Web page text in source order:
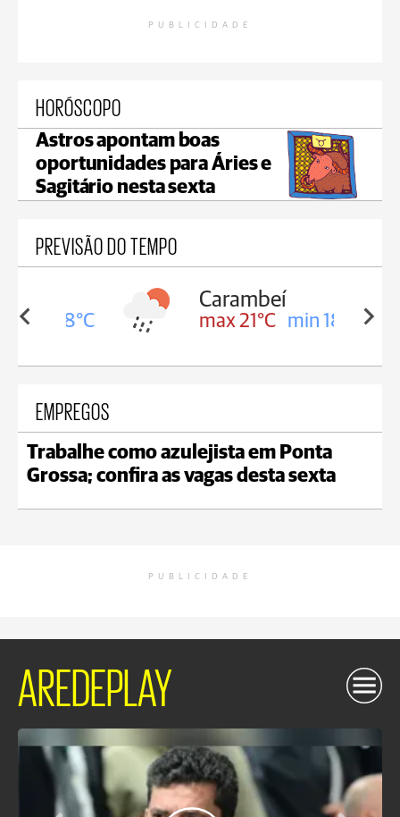
PUBLICIDADE
HORÓSCOPO
Astros apontam boas
oportunidades para Áries e
Sagitário nesta sexta
PREVISÃO DO TEMPO
18°C
Carambeí
max 21°C min 18°C
EMPREGOS
Trabalhe como azulejista em Ponta
Grossa; confira as vagas desta sexta
PUBLICIDADE
AREDEPLAY